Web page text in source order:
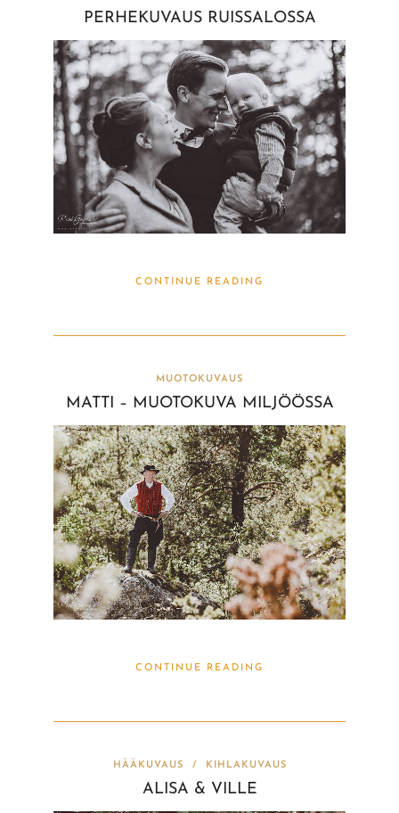
PERHEKUVAUS RUISSALOSSA
CONTINUE READING
MUOTOKUVAUS
MATTI – MUOTOKUVA MILJÖÖSSA
CONTINUE READING
HÄÄKUVAUS / KIHLAKUVAUS
ALISA & VILLE